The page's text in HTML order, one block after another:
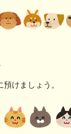
けましょう。